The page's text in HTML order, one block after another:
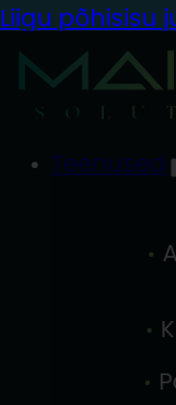
Liigu põhisisu
Teenused